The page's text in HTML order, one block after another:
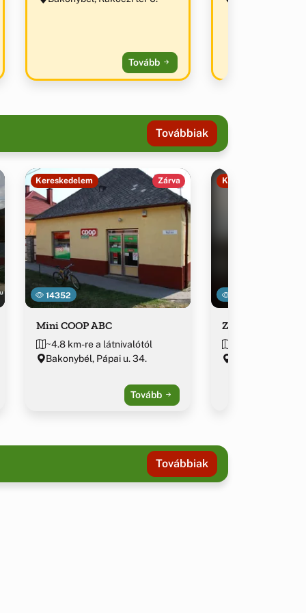
Tovább
Továbbiak
14352
Kereskedelem Zárva
Mini COOP ABC
~4.8 km-re a látnivalótól
Bakonybél, Pápai u. 34.
Tovább
Kereskedelem
Zöldség-
Továbbiak